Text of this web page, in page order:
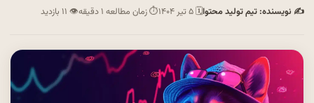
✍ نویسنده: تیم تولید محتوا🗓 ۵ تیر ۱۴۰۴ ⏱ زمان مطالعه ۱ دقیقه 👁 ۱۱ بازدید